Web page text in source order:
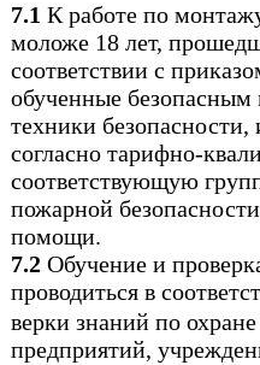
7.1 К работе по
моложе 18 лет,
соответствии с
обученные
техники
согласно тарифно-
соответствующую
пожарной
помощи.
7.2 Обучение и
проводиться в
верки знаний по
предприятий,